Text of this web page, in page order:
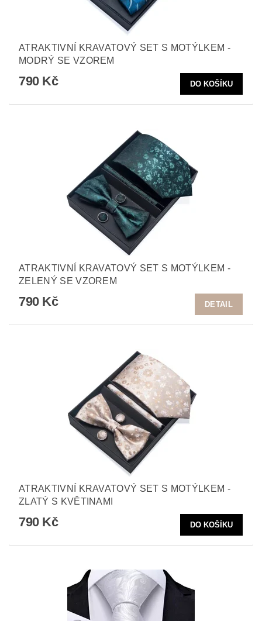
ATRAKTIVNÍ KRAVATOVÝ SET S MOTÝLKEM -
MODRÝ SE VZOREM
790 Kč
ATRAKTIVNÍ KRAVATOVÝ SET S MOTÝLKEM -
ZELENÝ SE VZOREM
790 Kč DETAIL
ATRAKTIVNÍ KRAVATOVÝ SET S MOTÝLKEM -
ZLATÝ S KVĚTINAMI
790 Kč